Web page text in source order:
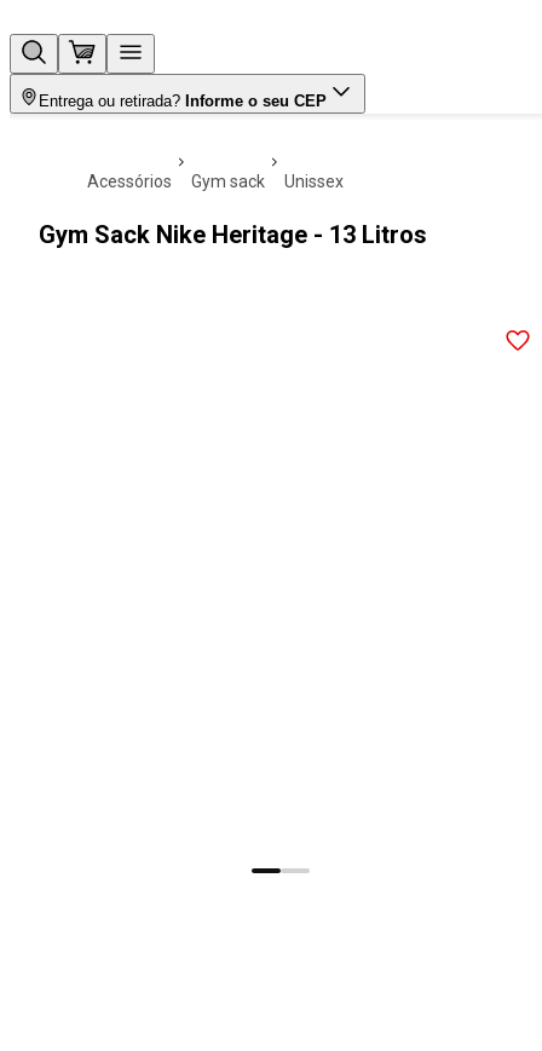
Entrega ou retirada? Informe o seu CEP
acessórios gym sack unissex
Gym Sack Nike Heritage - 13 Litros